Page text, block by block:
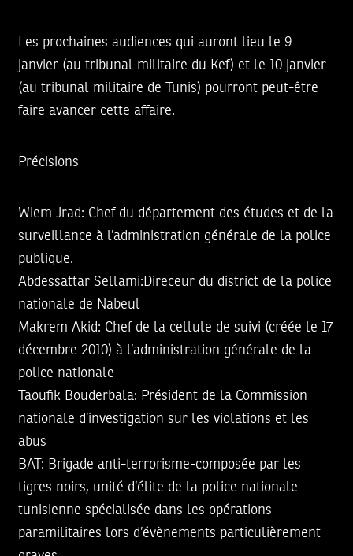
Les prochaines audiences qui auront lieu le 9
janvier (au tribunal militaire du Kef) et le 10 janvier
(au tribunal militaire de Tunis) pourront peut-être
faire avancer cette affaire.
Précisions
Wiem Jrad: Chef du département des études et de la
surveillance à l’administration générale de la police
publique.
Abdessattar Sellami: Direceur du district de la police
nationale de Nabeul
Makrem Akid: Chef de la cellule de suivi (créée le 17
décembre 2010) à l’administration générale de la
police nationale
Taoufik Bouderbala: Président de la Commission
nationale d’investigation sur les violations et les
abus
BAT: Brigade anti-terrorisme-composée par les
tigres noirs, unité d’élite de la police nationale
tunisienne spécialisée dans les opérations
paramilitaires lors d’évènements particulièrement